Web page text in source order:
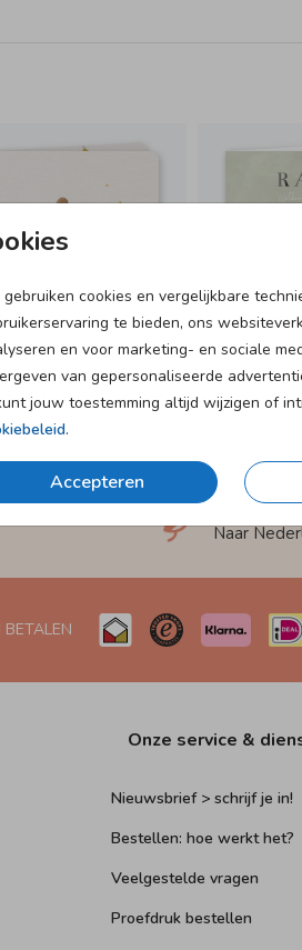
cookies en vergelijkbare
te bieden, ons
en voor marketing- en sociale
van gepersonaliseerde
jouw toestemming altijd wijzigen of
.
Accepteren
Naar
BETALEN
Onze service &
Nieuwsbrief > schrijf je in!
Bestellen: hoe werkt het?
Veelgestelde vragen
Proefdruk bestellen